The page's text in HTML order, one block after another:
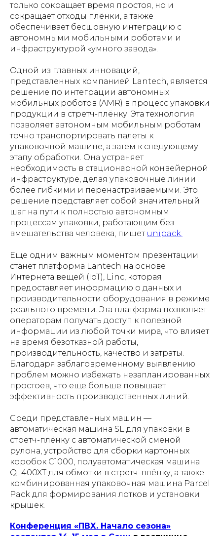
только сокращает время простоя, но и
сокращает отходы плёнки, а также
обеспечивает бесшовную интеграцию с
автономными мобильными роботами и
инфраструктурой «умного завода».
Одной из главных инноваций,
представленных компанией Lantech, является
решение по интеграции автономных
мобильных роботов (AMR) в процесс упаковки
продукции в стретч-плёнку. Эта технология
позволяет автономным мобильным роботам
точно транспортировать палеты к
упаковочной машине, а затем к следующему
этапу обработки. Она устраняет
необходимость в стационарной конвейерной
инфраструктуре, делая упаковочные линии
более гибкими и перенастраиваемыми. Это
решение представляет собой значительный
шаг на пути к полностью автономным
процессам упаковки, работающим без
вмешательства человека, пишет unipack.
Еще одним важным моментом презентации
станет платформа Lantech на основе
Интернета вещей (IoT), Linc, которая
предоставляет информацию о данных и
производительности оборудования в режиме
реального времени. Эта платформа позволяет
операторам получать доступ к полезной
информации из любой точки мира, что влияет
на время безотказной работы,
производительность, качество и затраты.
Благодаря заблаговременному выявлению
проблем можно избежать незапланированных
простоев, что еще больше повышает
эффективность производственных линий.
Среди представленных машин —
автоматическая машина SL для упаковки в
стретч-плёнку с автоматической сменой
рулона, устройство для сборки картонных
коробок C1000, полуавтоматическая машина
QL400XT для обмотки в стретч-плёнку, а также
комбинированная упаковочная машина Parcel
Pack для формирования лотков и установки
крышек.
Конференция «ПВХ. Начало сезона»